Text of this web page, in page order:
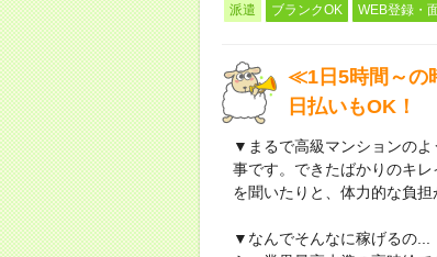
派遣 ブランクOK WEB登録・
≪1日5時間～の
日払いもOK！
▼まるで高級マンションの
事です。できたばかりのキ
を聞いたりと、体力的な負
▼なんでそんなに稼げるの